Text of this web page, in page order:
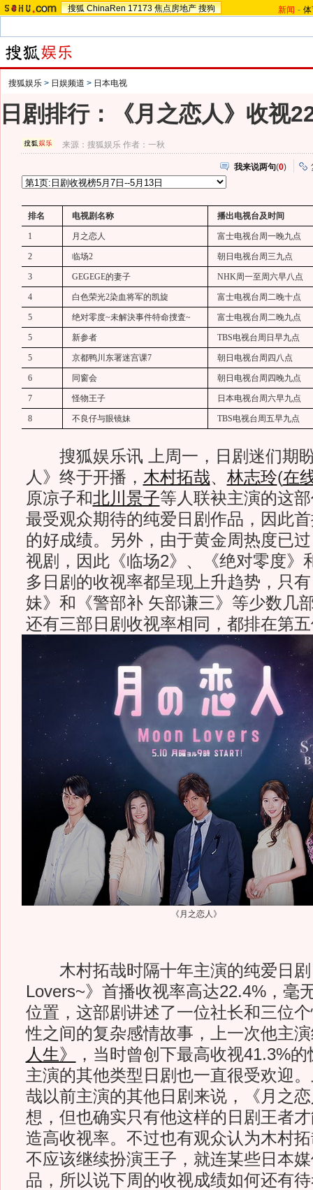
搜狐 ChinaRen 17173 焦点房地产 搜狗 新闻 -
搜狐娱乐 > 日娱频道 > 日本电视
日剧排行：《月之恋人》收视
来源：搜狐娱乐 作者：一秋
我来说两句(0)
排名 电视剧名称 播出电视台及时间
1 月之恋人 富士电视台周一晚九点
2 临场2 朝日电视台周三九点
3 GEGEGE的妻子 NHK周一至周六早八点
4 白色荣光2染血将军的凯旋 富士电视台周二晚十点
5 绝对零度~未解決事件特命捜査~ 富士电视台周二晚九点
5 新参者 TBS电视台周日早九点
5 京都鸭川东署迷宫课7 朝日电视台周四八点
6 同窗会 朝日电视台周四晚九点
7 怪物王子 日本电视台周六早九点
8 不良仔与眼镜妹 TBS电视台周五早九点
搜狐娱乐讯 上周一，日剧迷们期
人》终于开播， 木村拓哉、 林志玲(在
原凉子和北川景子等人联袂主演的这
最受观众期待的纯爱日剧作品，因此
的好成绩。另外，由于黄金周热度已
视剧，因此《临场2》、《绝对零度》
多日剧的收视率都呈现上升趋势，只
妹》和《警部补 矢部谦三》等少数几
还有三部日剧收视率相同，都排在第
《月之恋人》
木村拓哉时隔十年主演的纯爱日剧
Lovers~》首播收视率高达22.4%，毫
位置，这部剧讲述了一位社长和三位
性之间的复杂感情故事，上一次他主
人生》
，当时曾创下最高收视41.3%
主演的其他类型日剧也一直很受欢迎
哉以前主演的其他日剧来说，《月之
想，但也确实只有他这样的日剧王者
造高收视率。不过也有观众认为木村
不应该继续扮演王子，就连某些日本
品，所以说下周的收视成绩如何还有